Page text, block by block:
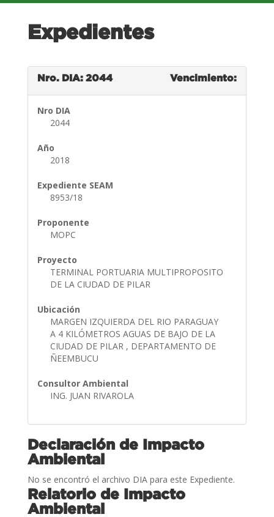
Expedientes
Nro. DIA: 2044 Vencimiento:
Nro DIA
2044
Año
2018
Expediente SEAM
8953/18
Proponente
MOPC
Proyecto
TERMINAL PORTUARIA MULTIPROPOSITO
DE LA CIUDAD DE PILAR
Ubicación
MARGEN IZQUIERDA DEL RIO PARAGUAY
A 4 KILÓMETROS AGUAS DE BAJO DE LA
CIUDAD DE PILAR , DEPARTAMENTO DE
ÑEEMBUCU
Consultor Ambiental
ING. JUAN RIVAROLA
Declaración de Impacto
Ambiental
No se encontró el archivo DIA para este Expediente.
Relatorio de Impacto
Ambiental